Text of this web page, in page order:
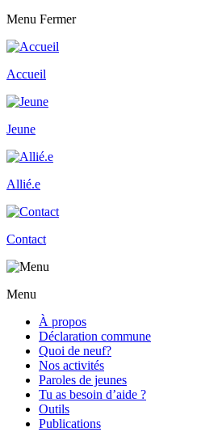
Menu Fermer
Accueil
Jeune
Allié.e
Contact
Menu
À propos
Déclaration commune
Quoi de neuf?
Nos activités
Paroles de jeunes
Tu as besoin d’aide ?
Outils
Publications